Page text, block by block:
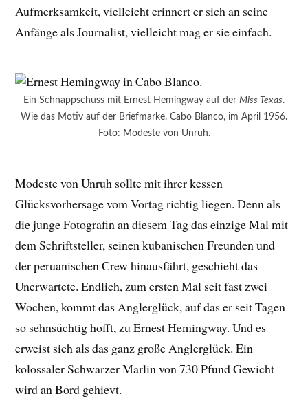
Aufmerksamkeit, vielleicht erinnert er sich an seine
Anfänge als Journalist, vielleicht mag er sie einfach.
Ein Schnappschuss mit Ernest Hemingway auf der Miss Texas.
Wie das Motiv auf der Briefmarke. Cabo Blanco, im April 1956.
Foto: Modeste von Unruh.
Modeste von Unruh sollte mit ihrer kessen
Glücksvorhersage vom Vortag richtig liegen. Denn als
die junge Fotografin an diesem Tag das einzige Mal mit
dem Schriftsteller, seinen kubanischen Freunden und
der peruanischen Crew hinausfährt, geschieht das
Unerwartete. Endlich, zum ersten Mal seit fast zwei
Wochen, kommt das Anglerglück, auf das er seit Tagen
so sehnsüchtig hofft, zu Ernest Hemingway. Und es
erweist sich als das ganz große Anglerglück. Ein
kolossaler Schwarzer Marlin von 730 Pfund Gewicht
wird an Bord gehievt.